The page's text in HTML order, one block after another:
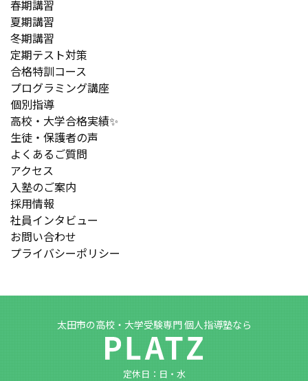
春期講習
夏期講習
冬期講習
定期テスト対策
合格特訓コース
プログラミング講座
個別指導
高校・大学合格実績✨
生徒・保護者の声
よくあるご質問
アクセス
入塾のご案内
採用情報
社員インタビュー
お問い合わせ
プライバシーポリシー
太田市の高校・大学受験専門 個人指導塾なら
定休日：日・水